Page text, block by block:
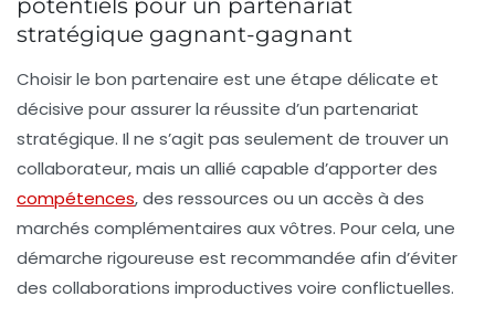
potentiels pour un partenariat
stratégique gagnant-gagnant
Choisir le bon partenaire est une étape délicate et
décisive pour assurer la réussite d’un partenariat
stratégique. Il ne s’agit pas seulement de trouver un
collaborateur, mais un allié capable d’apporter des
compétences, des ressources ou un accès à des
marchés complémentaires aux vôtres. Pour cela, une
démarche rigoureuse est recommandée afin d’éviter
des collaborations improductives voire conflictuelles.